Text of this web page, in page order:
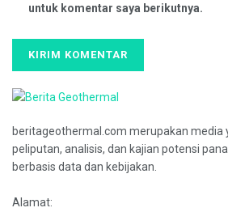
untuk komentar saya berikutnya.
beritageothermal.com merupakan media
peliputan, analisis, dan kajian potensi
berbasis data dan kebijakan.
Alamat: